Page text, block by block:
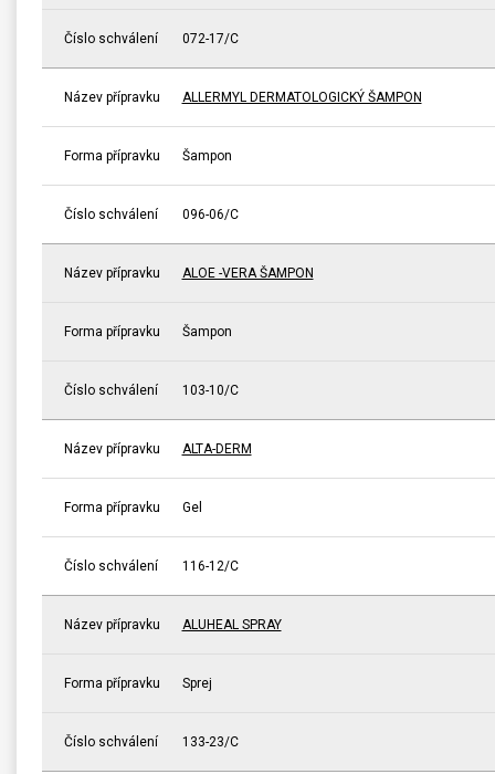
Číslo schválení 072-17/C
Název přípravku ALLERMYL DERMATOLOGICKÝ ŠAMPON
Forma přípravku Šampon
Číslo schválení 096-06/C
Název přípravku ALOE -VERA ŠAMPON
Forma přípravku Šampon
Číslo schválení 103-10/C
Název přípravku ALTA-DERM
Forma přípravku Gel
Číslo schválení 116-12/C
Název přípravku ALUHEAL SPRAY
Forma přípravku Sprej
Číslo schválení 133-23/C